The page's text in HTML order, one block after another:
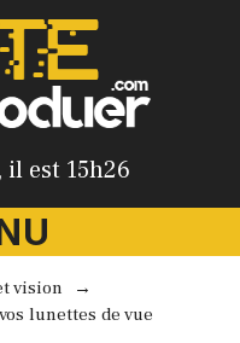
il est 15h26
vision
lunettes de vue